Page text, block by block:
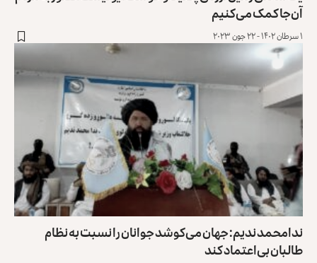
آن‌جا کمک می‌کنیم
۱ سرطان ۱۴۰۲ - ۲۲ جون ۲۰۲۳
ندامحمد ندیم: جهان می‌کوشد جوانان را نسبت به نظام
طالبان بی‌اعتماد کند